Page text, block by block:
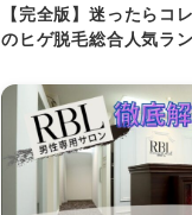
【完全版】迷ったらコ
のヒゲ脱毛総合人気ラ